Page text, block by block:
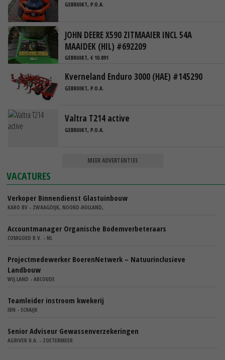
GEBRUIKT, P.O.A.
JOHN DEERE X590 ZITMAAIER INCL 54A
MAAIDEK (HIL) #692209
GEBRUIKT, € 10.891
Kverneland Enduro 3000 (HAE) #145290
GEBRUIKT, P.O.A.
Valtra T214 active
GEBRUIKT, P.O.A.
MEER ADVERTENTIES
VACATURES
Verkoper Binnendienst Glastuinbouw
KARO BV - ZWAAGDIJK, NOORD-HOLLAND,
Accountmanager Organische Bodemverbeteraars
COMGOED B.V. - NL
Projectmedewerker BoerenNetwerk – Natuurinclusieve
Landbouw
WIJ.LAND - ABCOUDE
Teamleider instroom kwekerij
IBN - SCHAIJK
Senior Adviseur Gewassenverzekeringen
AGRIVER U.A. - ZOETERMEER